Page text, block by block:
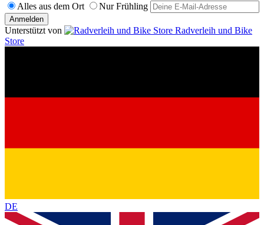
Alles aus dem Ort Nur Frühling
Anmelden
Unterstützt von
Radverleih und Bike
Store
DE